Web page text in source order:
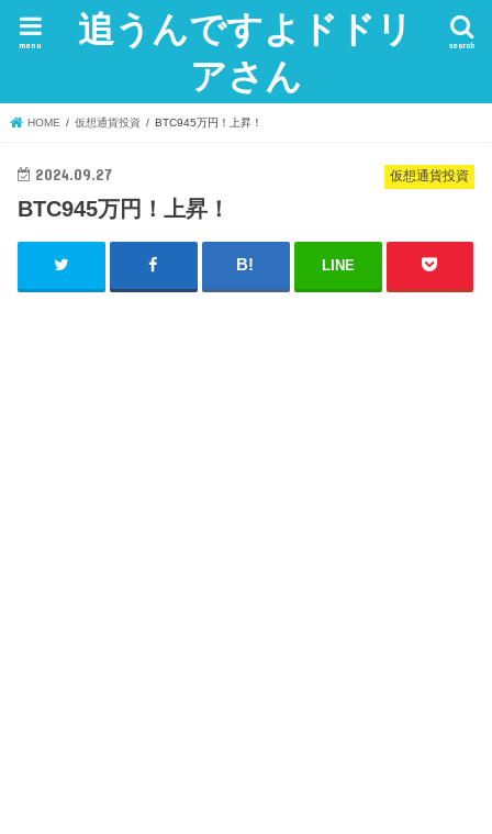
追うんですよドドリ
アさん
search
menu
HOME 仮想通貨投資 BTC945万円！上昇！
仮想通貨投資
2024.09.27
BTC945万円！上昇！
LINE